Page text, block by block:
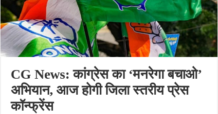
CG News: कांग्रेस का ‘मनरेगा बचाओ’
अभियान, आज होगी जिला स्तरीय प्रेस
कॉन्फ्रेंस